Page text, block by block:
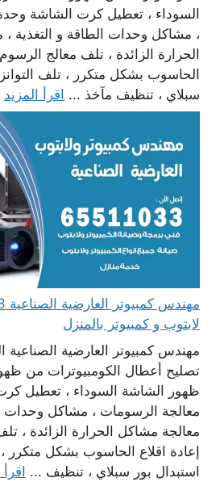
السوداء ، تعطيل كرت الشاشة
، مشاكل وحدات الطاقة و التغذية
الحرارة الزائدة ، تلف معالج الرسوم
الحاسوب بشكل متكرر ، تلف
سبلاي ، تنظيف مآخذ ... اقرأ المزيد
لابتوب و كمبيوتر بالمنزل
مهندس كمبيوتر العارضية الصناعية
تصليح أعطال الكومبيوترات من
ظهور الشاشة السوداء ، تعطيل
معالجة الرسومات ، مشاكل وحدات
معالجة مشاكل الحرارة الزائدة ،
إعادة اقلاع الحاسوب بشكل متكرر
استبدال بور سبلاي ، تنظيف ...